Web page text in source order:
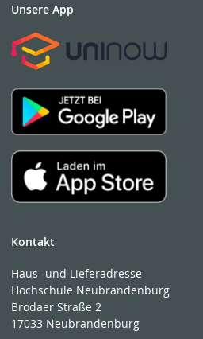
Unsere App
Kontakt
Haus- und Lieferadresse
Hochschule Neubrandenburg
Brodaer Straße 2
17033 Neubrandenburg